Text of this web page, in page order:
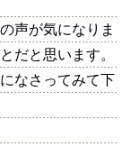
声が気になりま
だと思います。
なさってみて下